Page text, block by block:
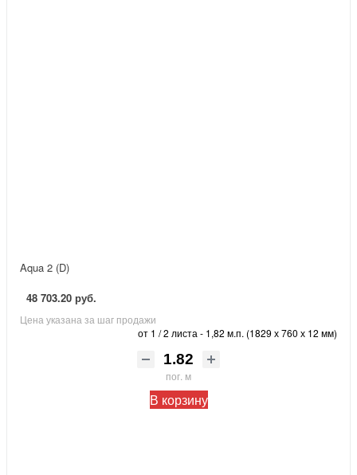
Aqua 2 (D)
48 703.20 руб.
Цена указана за шаг продажи
от 1 / 2 листа - 1,82 м.п. (1829 х 760 х 12 мм)
пог. м
В корзину